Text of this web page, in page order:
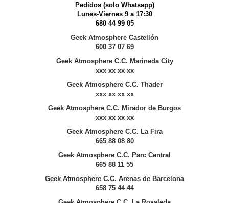
Pedidos (solo Whatsapp)
Lunes-Viernes 9 a 17:30
680 44 99 05
Geek Atmosphere Castellón
600 37 07 69
Geek Atmosphere C.C. Marineda City
xxx xx xx xx
Geek Atmosphere C.C. Thader
xxx xx xx xx
Geek Atmosphere C.C. Mirador de Burgos
xxx xx xx xx
Geek Atmosphere C.C. La Fira
665 88 08 80
Geek Atmosphere C.C. Parc Central
665 88 11 55
Geek Atmosphere C.C. Arenas de Barcelona
658 75 44 44